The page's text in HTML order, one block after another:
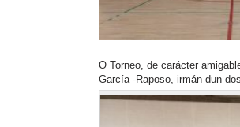
O Torneo, de carácter
García -Raposo, irmán dun